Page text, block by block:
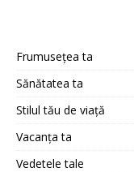
Frumusețea ta
Sănătatea ta
Stilul tău de viață
Vacanța ta
Vedetele tale